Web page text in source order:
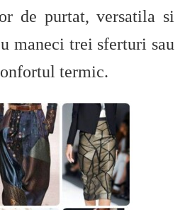
de purtat, versatila si
maneci trei sferturi sau
termic.